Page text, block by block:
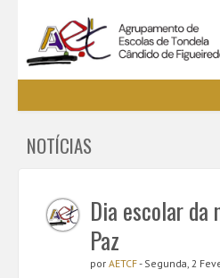
EE / Alunos
Cursos Profissionais
Bibliotecas
Media AETCF
Legislação
NOTÍCIAS
Dia escolar da
Paz
por AETCF- Segunda, 2